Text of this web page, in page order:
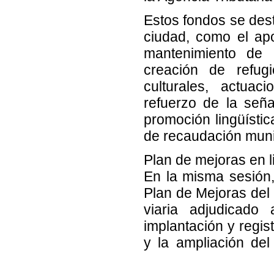
Estos fondos se
ciudad, como el
mantenimiento
creación de
culturales,
refuerzo de la
promoción
de recaudación
Plan de mejoras en
En la misma
Plan de Mejoras
viaria
implantación y
y la ampliación